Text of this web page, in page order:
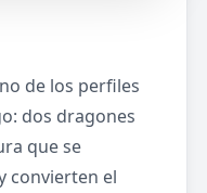
de los perfiles
dos dragones
que se
convierten el